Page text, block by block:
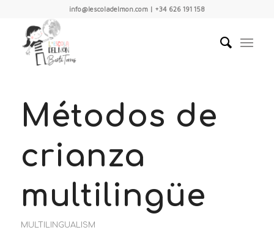
info@lescoladelmon.com | +34 626 191 158
Métodos de
crianza
multilingüe
MULTILINGUALISM